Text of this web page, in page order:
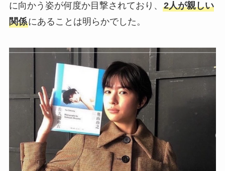
に向かう姿が何度か目撃されており、 2人が親しい
関係にあることは明らかでした。